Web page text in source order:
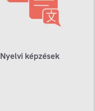
Nyelvi képzések